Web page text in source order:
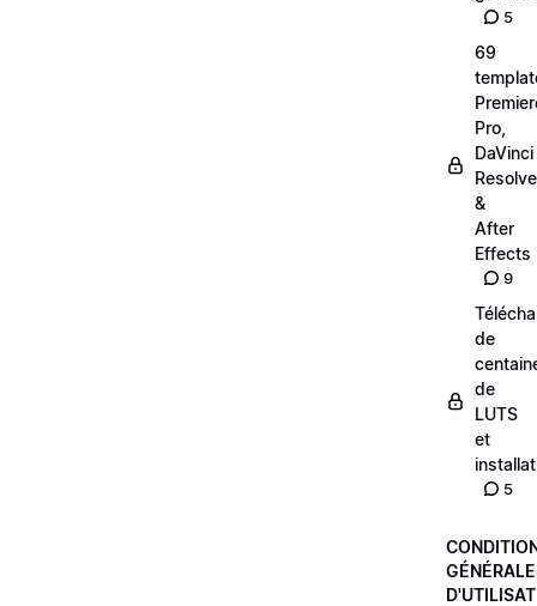
5
69
Pro,
DaVinci
Resolve
&
After
Effects
9
de
de
LUTS
et
5